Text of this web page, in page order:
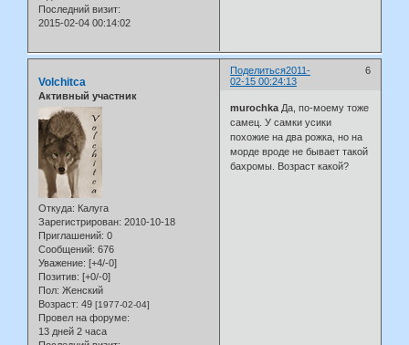
Последний визит:
2015-02-04 00:14:02
Поделиться 6
2011-
02-15 00:24:13
Volchitca
Активный участник
Откуда: Калуга
Зарегистрирован: 2010-10-18
Приглашений: 0
Сообщений: 676
Уважение: [+4/-0]
Позитив: [+0/-0]
Пол: Женский
Возраст: 49 [1977-02-04]
Провел на форуме:
13 дней 2 часа
murochka Да, по-моему тоже
самец. У самки усики
похожие на два рожка, но на
морде вроде не бывает такой
бахромы. Возраст какой?